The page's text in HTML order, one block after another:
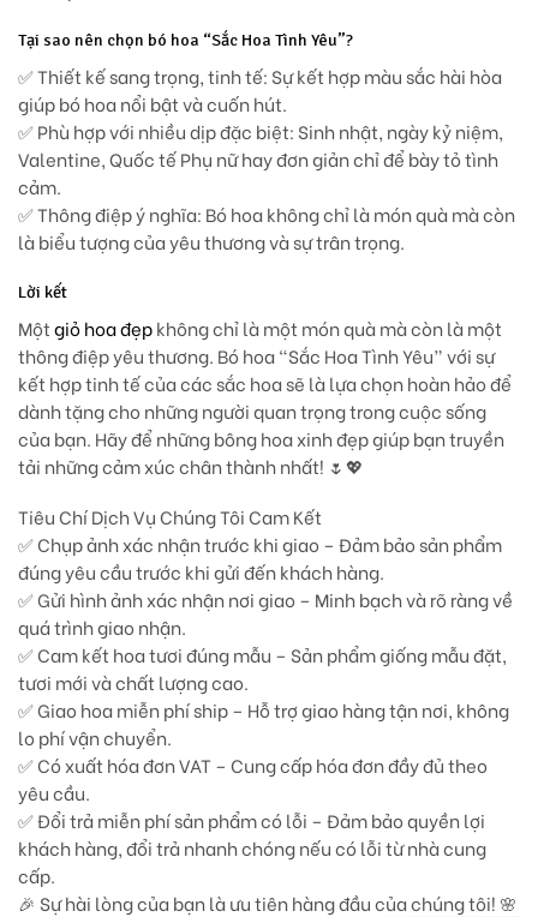
Tại sao nên chọn bó hoa “Sắc Hoa Tình Yêu”?
✅Thiết kế sang trọng, tinh tế: Sự kết hợp màu sắc hài hòa
giúp bó hoa nổi bật và cuốn hút.
✅Phù hợp với nhiều dịp đặc biệt: Sinh nhật, ngày kỷ niệm,
Valentine, Quốc tế Phụ nữ hay đơn giản chỉ để bày tỏ tình
cảm.
✅Thông điệp ý nghĩa: Bó hoa không chỉ là món quà mà còn
là biểu tượng của yêu thương và sự trân trọng.
Lời kết
Mộtgiỏ hoa đẹpkhông chỉ là một món quà mà còn là một
thông điệp yêu thương. Bó hoa“Sắc Hoa Tình Yêu”với sự
kết hợp tinh tế của các sắc hoa sẽ là lựa chọn hoàn hảo để
dành tặng cho những người quan trọng trong cuộc sống
của bạn. Hãy để những bông hoa xinh đẹp giúp bạn truyền
tải những cảm xúc chân thành nhất! 🌷💖
Tiêu Chí Dịch Vụ Chúng Tôi Cam Kết
✅ Chụp ảnh xác nhận trước khi giao – Đảm bảo sản phẩm
đúng yêu cầu trước khi gửi đến khách hàng.
✅ Gửi hình ảnh xác nhận nơi giao – Minh bạch và rõ ràng về
quá trình giao nhận.
✅ Cam kết hoa tươi đúng mẫu – Sản phẩm giống mẫu đặt,
tươi mới và chất lượng cao.
✅ Giao hoa miễn phí ship – Hỗ trợ giao hàng tận nơi, không
lo phí vận chuyển.
✅ Có xuất hóa đơn VAT – Cung cấp hóa đơn đầy đủ theo
yêu cầu.
✅ Đổi trả miễn phí sản phẩm có lỗi – Đảm bảo quyền lợi
khách hàng, đổi trả nhanh chóng nếu có lỗi từ nhà cung
cấp.
🎉 Sự hài lòng của bạn là ưu tiên hàng đầu của chúng tôi! 🌸